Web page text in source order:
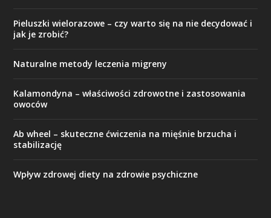
Pieluszki wielorazowe – czy warto się na nie decydować i
jak je zrobić?
Naturalne metody leczenia migreny
Kalamondyna – właściwości zdrowotne i zastosowania
owoców
Ab wheel – skuteczne ćwiczenia na mięśnie brzucha i
stabilizację
Wpływ zdrowej diety na zdrowie psychiczne